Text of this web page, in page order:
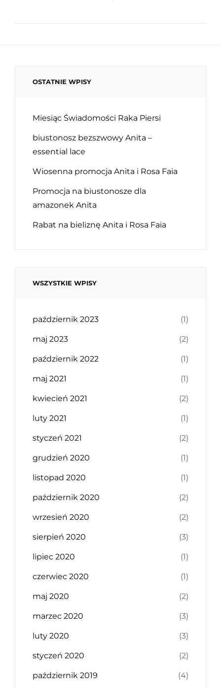
OSTATNIE WPISY
Miesiąc Świadomości Raka Piersi
biustonosz bezszwowy Anita –
essential lace
Wiosenna promocja Anita i Rosa Faia
Promocja na biustonosze dla
amazonek Anita
Rabat na bieliznę Anita i Rosa Faia
WSZYSTKIE WPISY
październik 2023 (1)
maj 2023 (2)
październik 2022 (1)
maj 2021 (1)
kwiecień 2021 (2)
luty 2021 (1)
styczeń 2021 (2)
grudzień 2020 (1)
listopad 2020 (1)
październik 2020 (2)
wrzesień 2020 (2)
sierpień 2020 (3)
lipiec 2020 (1)
czerwiec 2020 (1)
maj 2020 (2)
marzec 2020 (3)
luty 2020 (3)
styczeń 2020 (2)
październik 2019 (4)